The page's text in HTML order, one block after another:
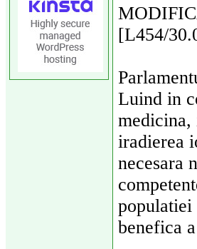
[L454/
Luind in
iradierea
necesara
populatiei
benefica